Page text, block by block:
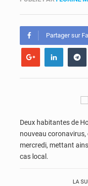
Partager sur
Deux habitantes de
nouveau
mercredi, mettant
cas local.
LA